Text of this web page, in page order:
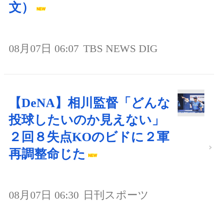
文）
08月07日 06:07 TBS NEWS DIG
【DeNA】相川監督「どんな
投球したいのか見えない」
２回８失点KOのビドに２軍
再調整命じた
08月07日 06:30 日刊スポーツ